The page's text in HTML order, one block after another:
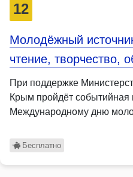
12
Молодёжный
чтение, творчество,
При поддержке
Крым пройдёт событийная
Международному дню
Бесплатно